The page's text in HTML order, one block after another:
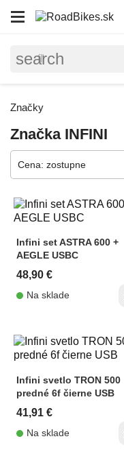
search
Značky
Značka INFINI
Cena: zostupne
Infini set ASTRA 600 +
AEGLE USBC
48,90 €
Na sklade
Infini svetlo TRON 500
predné 6f čierne USB
41,91 €
Na sklade